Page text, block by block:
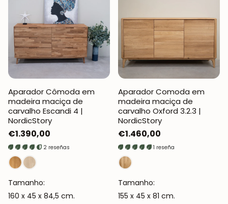
Aparador Cômoda em
madeira maciça de
carvalho Escandi 4 |
NordicStory
Preço
normal
€1.390,00
2 reseñas
Tamanho:
160 x 45 x 84,5 cm.
Aparador Comoda em
madeira maciça de
carvalho Oxford 3.2.3 |
NordicStory
Preço
normal
€1.460,00
1 reseña
Tamanho:
155 x 45 x 81 cm.